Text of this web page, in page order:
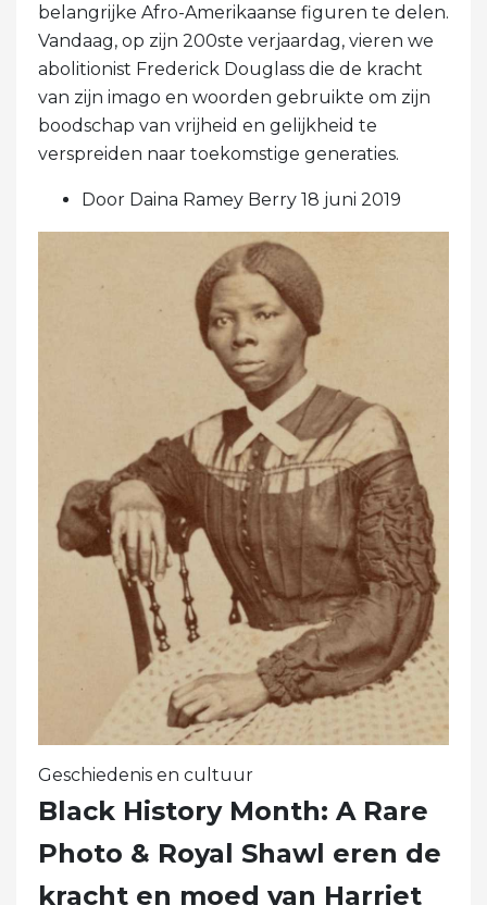
belangrijke Afro-Amerikaanse figuren te delen.
Vandaag, op zijn 200ste verjaardag, vieren we
abolitionist Frederick Douglass die de kracht
van zijn imago en woorden gebruikte om zijn
boodschap van vrijheid en gelijkheid te
verspreiden naar toekomstige generaties.
Door Daina Ramey Berry 18 juni 2019
Geschiedenis en cultuur
Black History Month: A Rare
Photo & Royal Shawl eren de
kracht en moed van Harriet